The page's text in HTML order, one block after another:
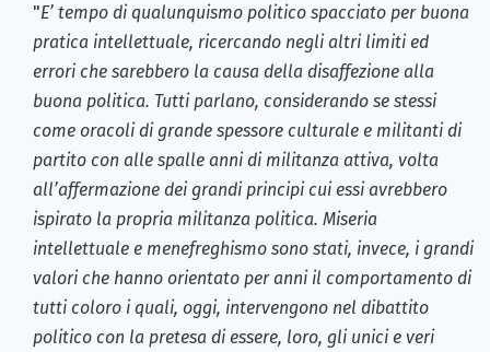
"E’ tempo di qualunquismo politico spacciato per buona
pratica intellettuale, ricercando negli altri limiti ed
errori che sarebbero la causa della disaffezione alla
buona politica. Tutti parlano, considerando se stessi
come oracoli di grande spessore culturale e militanti di
partito con alle spalle anni di militanza attiva, volta
all’affermazione dei grandi principi cui essi avrebbero
ispirato la propria militanza politica. Miseria
intellettuale e menefreghismo sono stati, invece, i grandi
valori che hanno orientato per anni il comportamento di
tutti coloro i quali, oggi, intervengono nel dibattito
politico con la pretesa di essere, loro, gli unici e veri